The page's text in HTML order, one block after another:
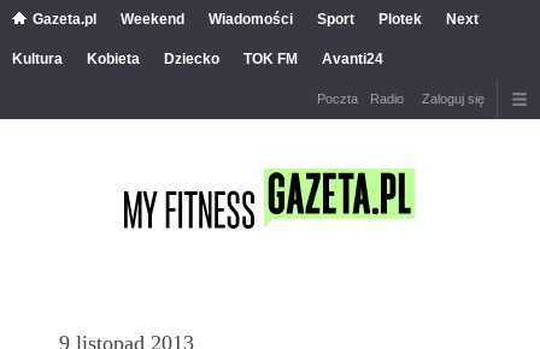
Gazeta.pl Weekend Wiadomości Sport Plotek Next
Kultura Kobieta Dziecko TOK FM Avanti24
Poczta Radio Zaloguj się
9 listopad 2013